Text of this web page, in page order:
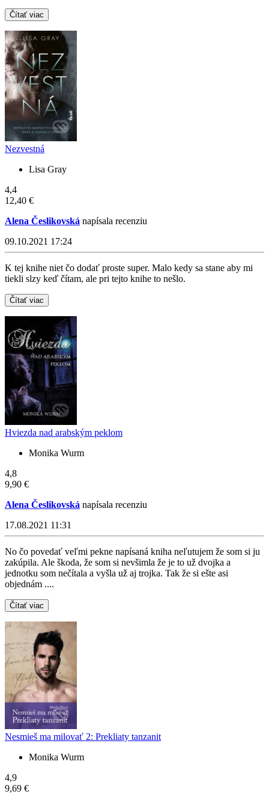
Čítať viac
Nezvestná
Lisa Gray
4,4
12,40 €
Alena Česlikovská napísala recenziu
09.10.2021 17:24
K tej knihe niet čo dodať proste super. Malo kedy sa stane aby mi
tiekli slzy keď čítam, ale pri tejto knihe to nešlo.
Čítať viac
Hviezda nad arabským peklom
Monika Wurm
4,8
9,90 €
Alena Česlikovská napísala recenziu
17.08.2021 11:31
No čo povedať veľmi pekne napísaná kniha neľutujem že som si ju
zakúpila. Ale škoda, že som si nevšimla že je to už dvojka a
jednotku som nečítala a vyšla už aj trojka. Tak že si ešte asi
objednám ....
Čítať viac
Nesmieš ma milovať 2: Prekliaty tanzanit
Monika Wurm
4,9
9,69 €